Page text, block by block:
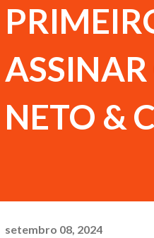
NETO &
setembro 08, 2024